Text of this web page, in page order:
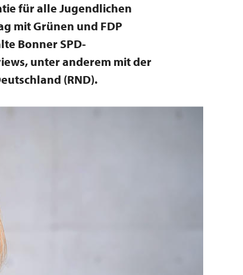
für alle Jugendlichen
mit Grünen und FDP
Bonner SPD-
unter anderem mit der
(RND).